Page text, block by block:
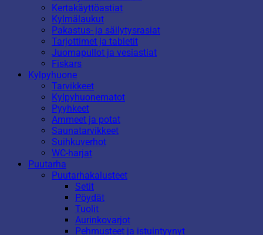
Kertakäyttöastiat
Kylmälaukut
Pakastus- ja säilytysrasiat
Tarjottimet ja tabletit
Juomapullot ja vesiastiat
Fiskars
Kylpyhuone
Tarvikkeet
Kylpyhuonematot
Pyyhkeet
Ammeet ja potat
Saunatarvikkeet
Suihkuverhot
WC-harjat
Puutarha
Puutarhakalusteet
Setit
Pöydät
Tuolit
Aurinkovarjot
Pehmusteet ja istuintyynyt